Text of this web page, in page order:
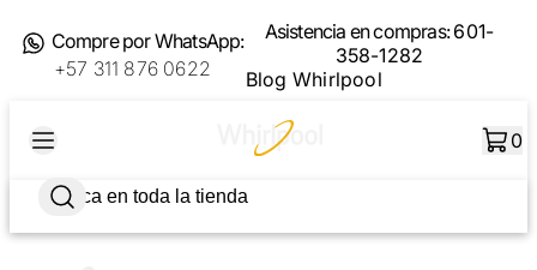
Compre por WhatsApp:
+57 311 876 0622
Asistencia en compras:601-
358-1282
Blog Whirlpool
0